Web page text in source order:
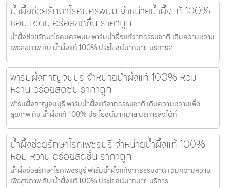
น้ำผึ้งช่วยรักษาโรคนครพนม จำหน่ายน้ำผึ้งแท้ 100%
หอม หวาน อร่อยสดชื่น ราคาถูก
น้ำผึ้งช่วยรักษาโรคนครพนม ฟาร์มน้ำผึ้งแท้จากธรรมชาติ เติมความหวาน
เพื่อสุขภาพ กับ น้ำผึ้งแท้ 100% ประโยชน์มากมาย บริการส่
ฟาร์มผึ้งกาญจนบุรี จำหน่ายน้ำผึ้งแท้ 100% หอม
หวาน อร่อยสดชื่น ราคาถูก
ฟาร์มผึ้งกาญจนบุรี ฟาร์มน้ำผึ้งแท้จากธรรมชาติ เติมความหวานเพื่อ
สุขภาพ กับ น้ำผึ้งแท้ 100% ประโยชน์มากมาย บริการส่งได้ทั่
น้ำผึ้งช่วยรักษาโรคเพชรบุรี จำหน่ายน้ำผึ้งแท้ 100%
หอม หวาน อร่อยสดชื่น ราคาถูก
น้ำผึ้งช่วยรักษาโรคเพชรบุรี ฟาร์มน้ำผึ้งแท้จากธรรมชาติ เติมความหวาน
เพื่อสุขภาพ กับ น้ำผึ้งแท้ 100% ประโยชน์มากมาย บริการ